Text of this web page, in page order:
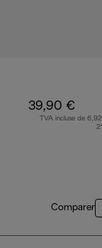
39,90 €
TVA incluse de
Comparer